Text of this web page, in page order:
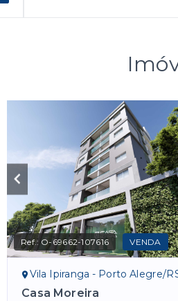
Ref.: O-69662-107616 VENDA
Vila Ipiranga - Porto Alegre/
Casa Moreira